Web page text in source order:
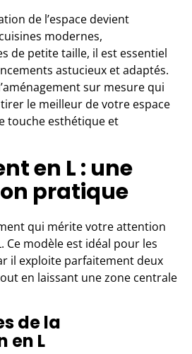
de l’espace devient
modernes,
de petite taille, il est essentiel
astucieux et adaptés.
sur mesure qui
le meilleur de votre espace
touche esthétique et
en L : une
pratique
qui mérite votre attention
Ce modèle est idéal pour les
il exploite parfaitement deux
en laissant une zone centrale
de la
en L